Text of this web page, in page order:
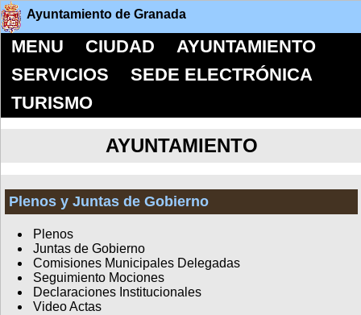
Ayuntamiento de Granada
MENU CIUDAD
AYUNTAMIENTO
SERVICIOS
SEDE ELECTRÓNICA
TURISMO
AYUNTAMIENTO
Plenos y Juntas de Gobierno
Plenos
Juntas de Gobierno
Comisiones Municipales Delegadas
Seguimiento Mociones
Declaraciones Institucionales
Video Actas